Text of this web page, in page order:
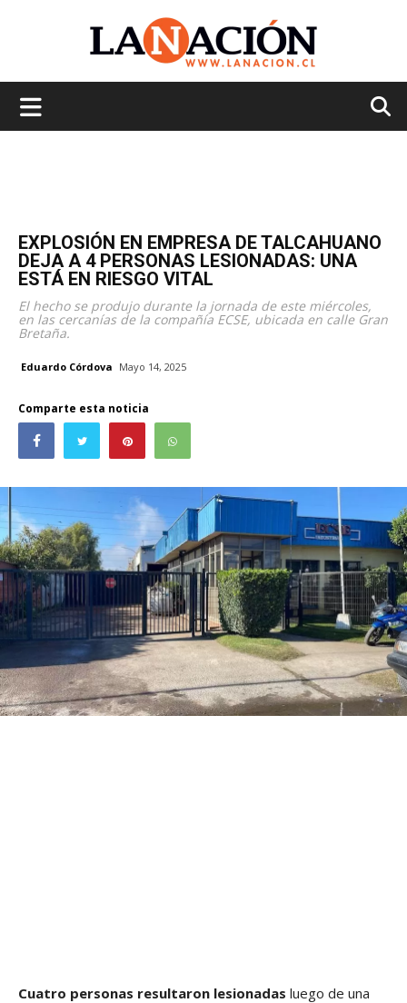
EXPLOSIÓN EN EMPRESA DE TALCAHUANO
DEJA A 4 PERSONAS LESIONADAS: UNA
ESTÁ EN RIESGO VITAL
El hecho se produjo durante la jornada de este miércoles,
en las cercanías de la compañía ECSE, ubicada en calle Gran
Bretaña.
Eduardo Córdova Mayo 14, 2025
Comparte esta noticia
Cuatro personas resultaron lesionadas luego de una